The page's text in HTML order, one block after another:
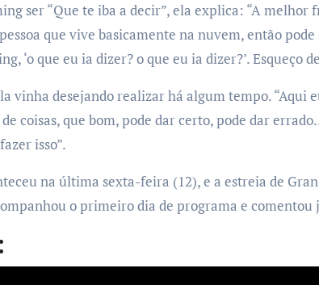
ser “Que te iba a decir”, ela explica: “A melhor
que vive basicamente na nuvem, então
‘o que eu ia dizer? o que eu ia dizer?’. Esqueço
vinha desejando realizar há algum tempo. “Aqui
coisas, que bom, pode dar certo, pode dar
isso”.
na última sexta-feira (12), e a estreia de
o primeiro dia de programa e comentou